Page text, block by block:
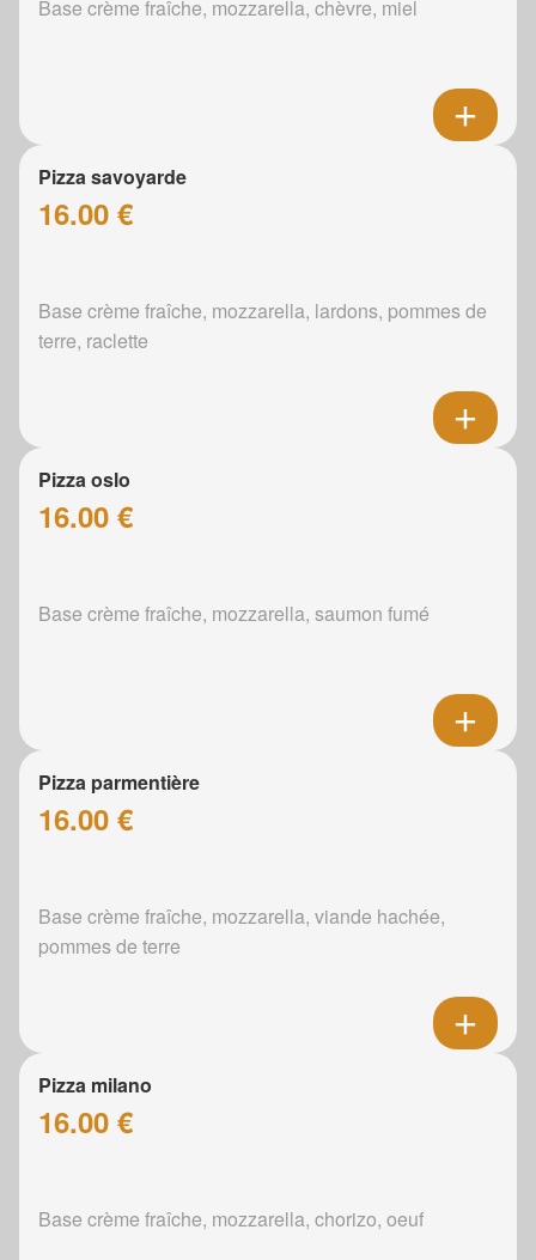
Base crème fraîche, mozzarella, chèvre, miel
Pizza savoyarde
16.00 €
Base crème fraîche, mozzarella, lardons, pommes de
terre, raclette
Pizza oslo
16.00 €
Base crème fraîche, mozzarella, saumon fumé
Pizza parmentière
16.00 €
Base crème fraîche, mozzarella, viande hachée,
pommes de terre
Pizza milano
16.00 €
Base crème fraîche, mozzarella, chorizo, oeuf